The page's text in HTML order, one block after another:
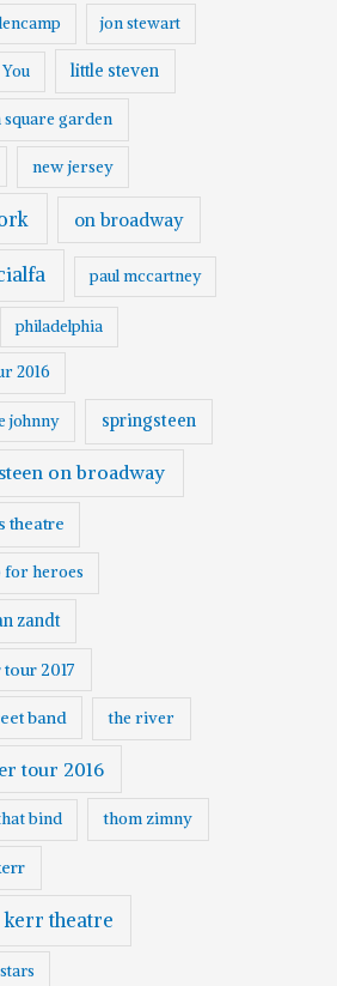
jon stewart
little steven
square garden
new jersey
on broadway
paul mccartney
philadelphia
2016
johnny springsteen
on broadway
theatre
for heroes
zandt
2017
band the river
tour 2016
bind thom zimny
theatre